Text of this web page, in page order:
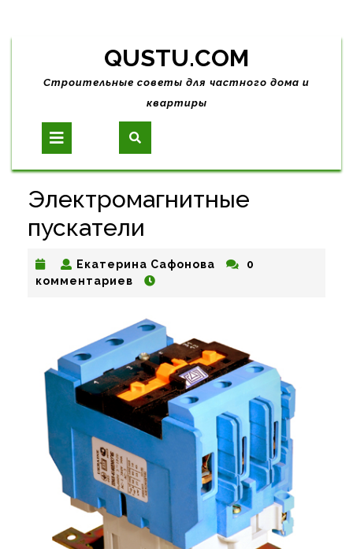
Skip
content
QUSTU.COM
Строительные советы для частного дома и
квартиры
Open
Button
Электромагнитные
пускатели
Екатерина Сафонова Екатерина
0
комментариев